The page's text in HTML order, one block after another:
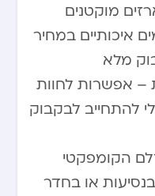
מוקטנים
איכותיים במחיר
מלא
– אפשרות לחוות
להתחייב לבקבוק
הקומפקטי
או בחדר